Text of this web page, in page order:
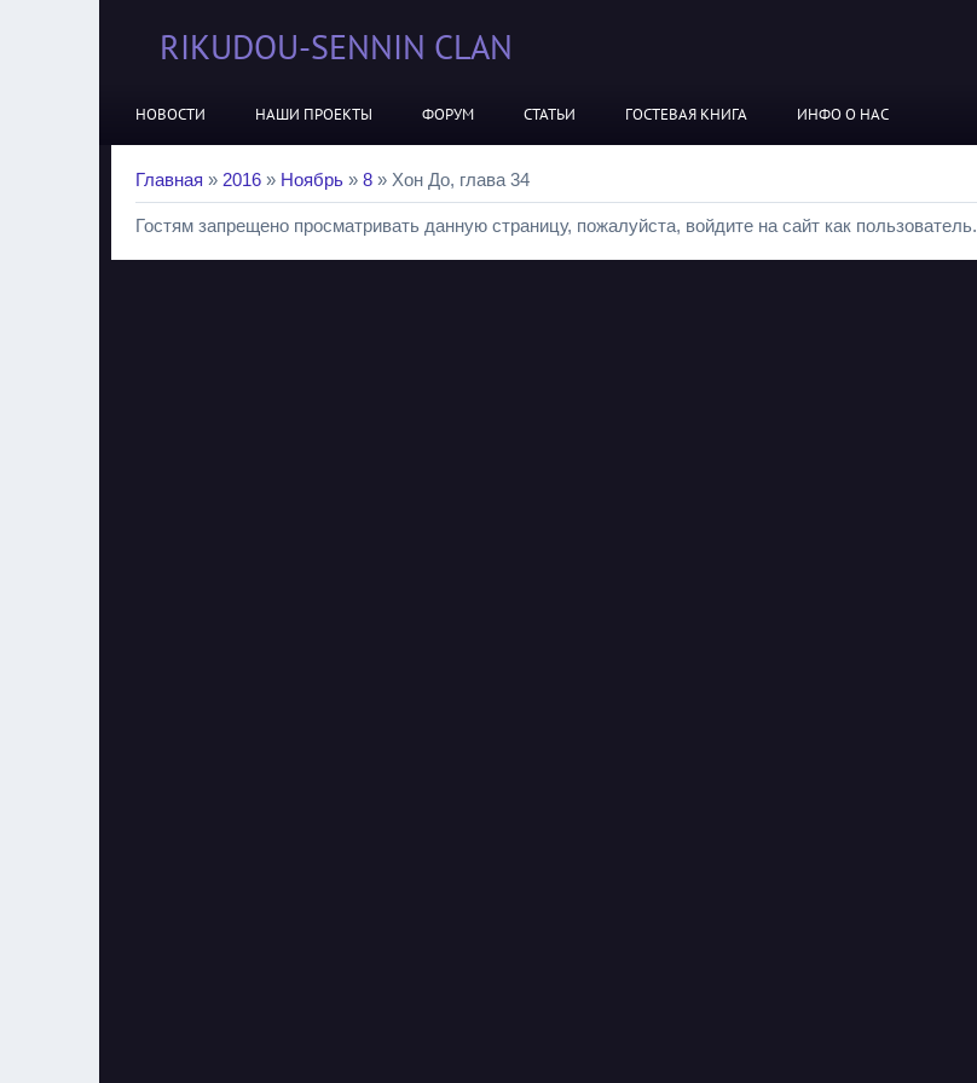
RIKUDOU-SENNIN CLAN
НОВОСТИ НАШИ ПРОЕКТЫ ФОРУМ СТАТЬИ ГОСТЕВАЯ КНИГА ИНФО О НАС
Главная » 2016 » Ноябрь » 8 » Хон До, глава 34
Гостям запрещено просматривать данную страницу, пожалуйста, войдите на сайт как пользователь.